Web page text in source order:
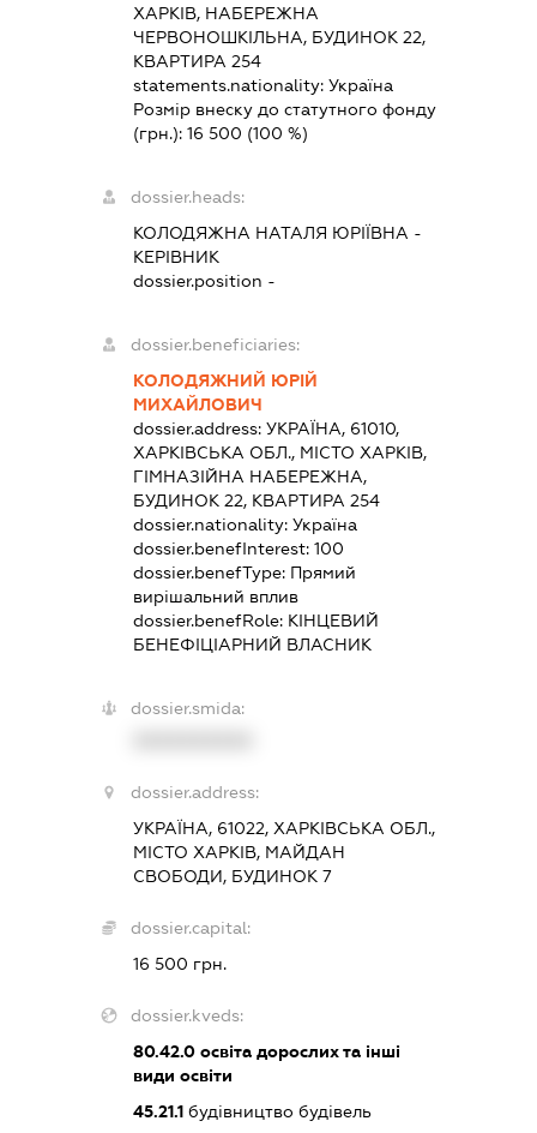
ХАРКІВ, НАБЕРЕЖНА
ЧЕРВОНОШКІЛЬНА, БУДИНОК 22,
КВАРТИРА 254
statements.nationality: Україна
Розмір внеску до статутного фонду
(грн.): 16 500 (100 %)
dossier.heads:
КОЛОДЯЖНА НАТАЛЯ ЮРІЇВНА -
КЕРІВНИК
dossier.position -
dossier.beneficiaries:
КОЛОДЯЖНИЙ ЮРІЙ
МИХАЙЛОВИЧ
dossier.address: УКРАЇНА, 61010,
ХАРКІВСЬКА ОБЛ., МІСТО ХАРКІВ,
ГІМНАЗІЙНА НАБЕРЕЖНА,
БУДИНОК 22, КВАРТИРА 254
dossier.nationality: Україна
dossier.benefInterest: 100
dossier.benefType: Прямий
вирішальний вплив
dossier.benefRole: КІНЦЕВИЙ
БЕНЕФІЦІАРНИЙ ВЛАСНИК
dossier.smida:
dossier.address:
УКРАЇНА, 61022, ХАРКІВСЬКА ОБЛ.,
МІСТО ХАРКІВ, МАЙДАН
СВОБОДИ, БУДИНОК 7
dossier.capital:
16 500 грн.
dossier.kveds:
80.42.0освіта дорослих та інші
види освіти
45.21.1будівництво будівель